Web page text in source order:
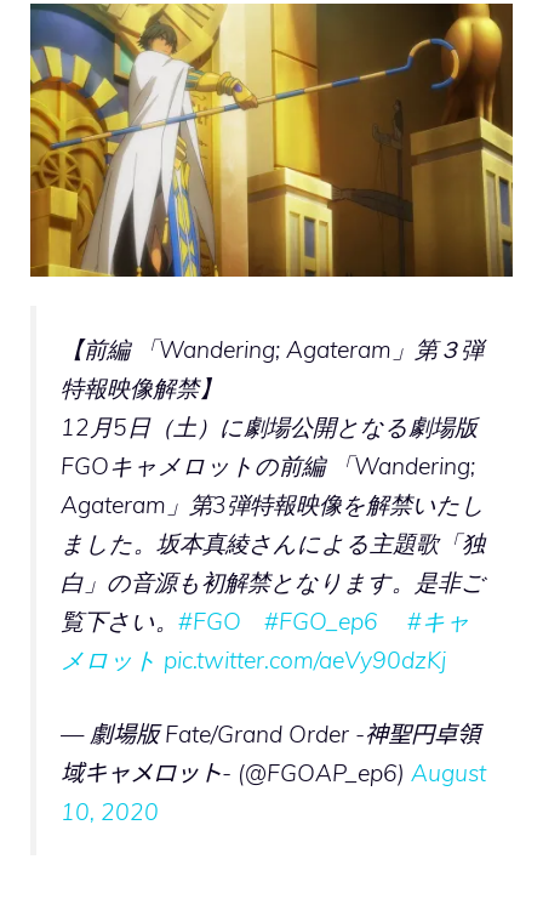
【前編 「Wandering; Agateram」第３弾
特報映像解禁】
12月5日（土）に劇場公開となる劇場版
FGOキャメロットの前編 「Wandering;
Agateram」第3弾特報映像を解禁いたし
ました。坂本真綾さんによる主題歌「独
白」の音源も初解禁となります。是非ご
覧下さい。 #FGO #FGO_ep6
#キャ
メロット pic.twitter.com/aeVy90dzKj
— 劇場版 Fate/Grand Order -神聖円卓領
域キャメロット- (@FGOAP_ep6) August
10, 2020